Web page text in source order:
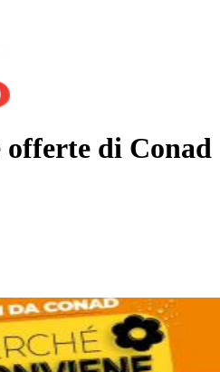
di Conad